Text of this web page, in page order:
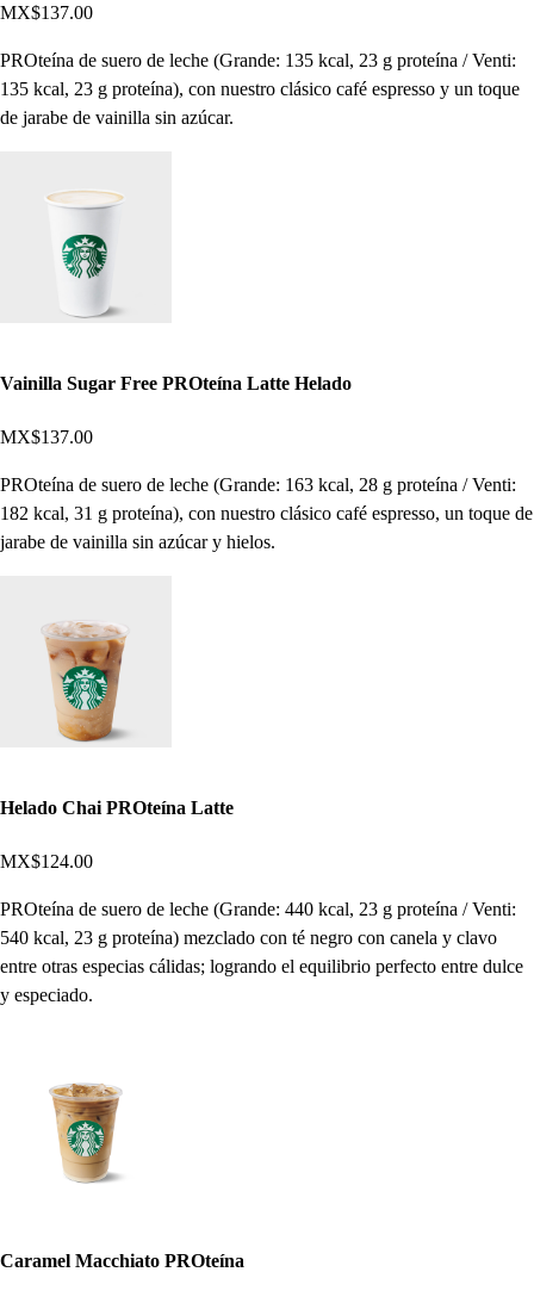
MX$137.00
PROteína de suero de leche (Grande: 135 kcal, 23 g proteína / Venti:
135 kcal, 23 g proteína), con nuestro clásico café espresso y un toque
de jarabe de vainilla sin azúcar.
Vainilla Sugar Free PROteína Latte Helado
MX$137.00
PROteína de suero de leche (Grande: 163 kcal, 28 g proteína / Venti:
182 kcal, 31 g proteína), con nuestro clásico café espresso, un toque de
jarabe de vainilla sin azúcar y hielos.
Helado Chai PROteína Latte
MX$124.00
PROteína de suero de leche (Grande: 440 kcal, 23 g proteína / Venti:
540 kcal, 23 g proteína) mezclado con té negro con canela y clavo
entre otras especias cálidas; logrando el equilibrio perfecto entre dulce
y especiado.
Caramel Macchiato PROteína